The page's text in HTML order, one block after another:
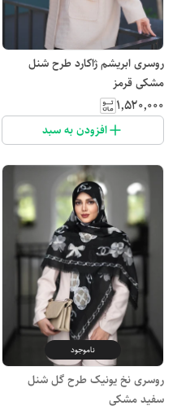
روسری ابریشم ژاکارد طرح شنل
مشکی قرمز
۱٬۵۲۰٬۰۰۰
افزودن به سبد
ناموجود
روسری نخ یونیک طرح گل شنل
سفید مشکی